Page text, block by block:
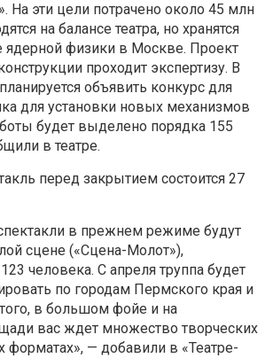
На эти цели потрачено около 45 млн
на балансе театра, но хранятся
ядерной физики в Москве. Проект
проходит экспертизу. В
объявить конкурс для
для установки новых механизмов
будет выделено порядка 155
в театре.
перед закрытием состоится 27
в прежнем режиме будут
сцене («Сцена-Молот»),
человека. С апреля труппа будет
по городам Пермского края и
в большом фойе и на
вас ждет множество творческих
— добавили в «Театре-